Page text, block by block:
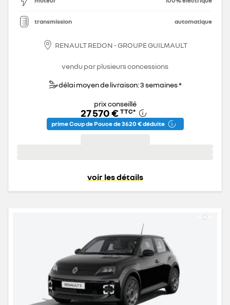
transmission automatique
RENAULT REDON - GROUPE GUILMAULT
vendu par plusieurs concessions
délai moyen de livraison: 3 semaines *
prix conseillé
27 570 € TTC*
prime Coup de Pouce de 3 620 € déduite
voir les détails